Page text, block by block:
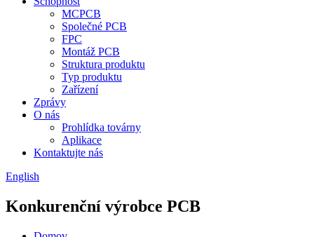
MCPCB
Společné PCB
FPC
Montáž PCB
Struktura produktu
Typ produktu
Zařízení
Zprávy
O nás
Prohlídka továrny
Aplikace
Kontaktujte nás
English
Konkurenční výrobce PCB